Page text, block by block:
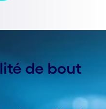
de bout